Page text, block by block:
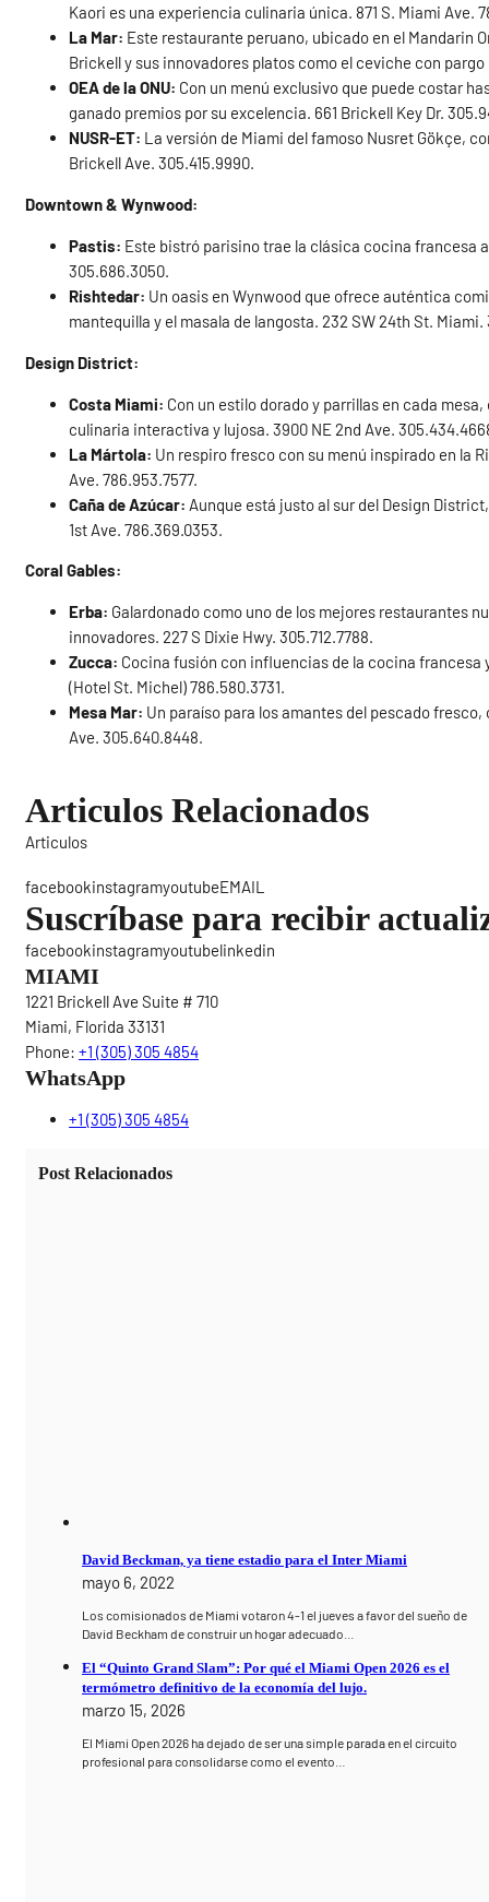
Kaori es una experiencia culinaria única. 871 S. Miami Ave.
La Mar: Este restaurante peruano, ubicado en el Mandarin
Brickell y sus innovadores platos como el ceviche con
OEA de la ONU: Con un menú exclusivo que puede costar
ganado premios por su excelencia. 661 Brickell Key Dr.
NUSR-ET: La versión de Miami del famoso Nusret Gökçe,
Brickell Ave. 305.415.9990.
Downtown & Wynwood:
Pastis: Este bistró parisino trae la clásica cocina francesa
305.686.3050.
Rishtedar: Un oasis en Wynwood que ofrece auténtica
mantequilla y el masala de langosta. 232 SW 24th St. Miami.
Design District:
Costa Miami: Con un estilo dorado y parrillas en cada
culinaria interactiva y lujosa. 3900 NE 2nd Ave.
La Mártola: Un respiro fresco con su menú inspirado en la
Ave. 786.953.7577.
Caña de Azúcar: Aunque está justo al sur del Design
1st Ave. 786.369.0353.
Coral Gables:
Erba: Galardonado como uno de los mejores restaurantes
innovadores. 227 S Dixie Hwy. 305.712.7788.
Zucca: Cocina fusión con influencias de la cocina francesa
(Hotel St. Michel) 786.580.3731.
Mesa Mar: Un paraíso para los amantes del pescado
Ave. 305.640.8448.
Articulos Relacionados
Articulos
facebookinstagramyoutubeEMAIL
Suscríbase para recibir
facebookinstagramyoutubelinkedin
MIAMI
1221 Brickell Ave Suite # 710
Miami, Florida 33131
Phone: +1 (305) 305 4854
WhatsApp
+1 (305) 305 4854
Post Relacionados
David Beckman, ya tiene estadio para el Inter Miami
mayo 6, 2022
Los comisionados de Miami votaron 4-1 el jueves a favor del sueño de
David Beckham de construir un hogar adecuado…
El “Quinto Grand Slam”: Por qué el Miami Open 2026 es el
termómetro definitivo de la economía del lujo.
marzo 15, 2026
El Miami Open 2026 ha dejado de ser una simple parada en el circuito
profesional para consolidarse como el evento…